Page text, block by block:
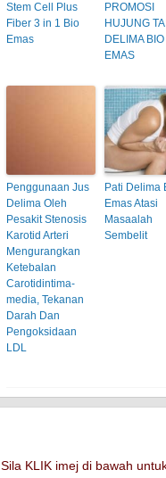
Stem Cell Plus
Fiber 3 in 1 Bio
Emas
PROMOSI
HUJUNG
DELIMA BIO
EMAS
Penggunaan Jus
Delima Oleh
Pesakit Stenosis
Karotid Arteri
Mengurangkan
Ketebalan
Carotidintima-
media, Tekanan
Darah Dan
Pengoksidaan
LDL
Pati Delima
Emas Atasi
Masaalah
Sembelit
Sila KLIK imej di bawah